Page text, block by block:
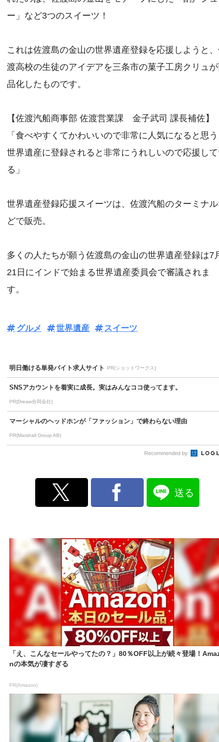
ー」など3つのスイーツ！
これは佐渡島の金山の世界遺産登録を応援しようと
渡高校の生徒のアイデアを三条市の菓子工房クリュ
品化したものです。
【佐渡汽船商事部 佐渡営業課 金子武司 課長補佐】
「食べやすくてかわいいので非常に人気になると思
世界遺産に登録されると非常にうれしいので応援し
る」
世界遺産登録応援スイーツは、佐渡汽船のターミナ
どで販売。
多くの人たちが願う佐渡島の金山の世界遺産登録は7
21日にインドで始まる世界遺産委員会で審議されま
す。
グルメ 世界遺産 スイーツ
明日働ける単発バイト求人サイト PR(ショットワークス)
SNSアカウントを着実に成長。実はみんなココ使ってます。
PR(Dreaw合同会社)
マーシャルのヘッドホンが「ファッション」で終わらない理由
PR(Marshall Group AB)
Recommended by
送る
「え、こんなセールやってたの？」80％OFF以上が続々登場！
nの本気が凄すぎる
PR(Amazon)